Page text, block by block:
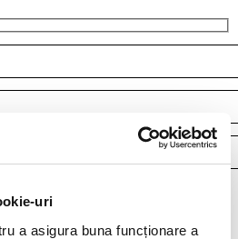
uri
a asigura buna funcționare a
maximum size